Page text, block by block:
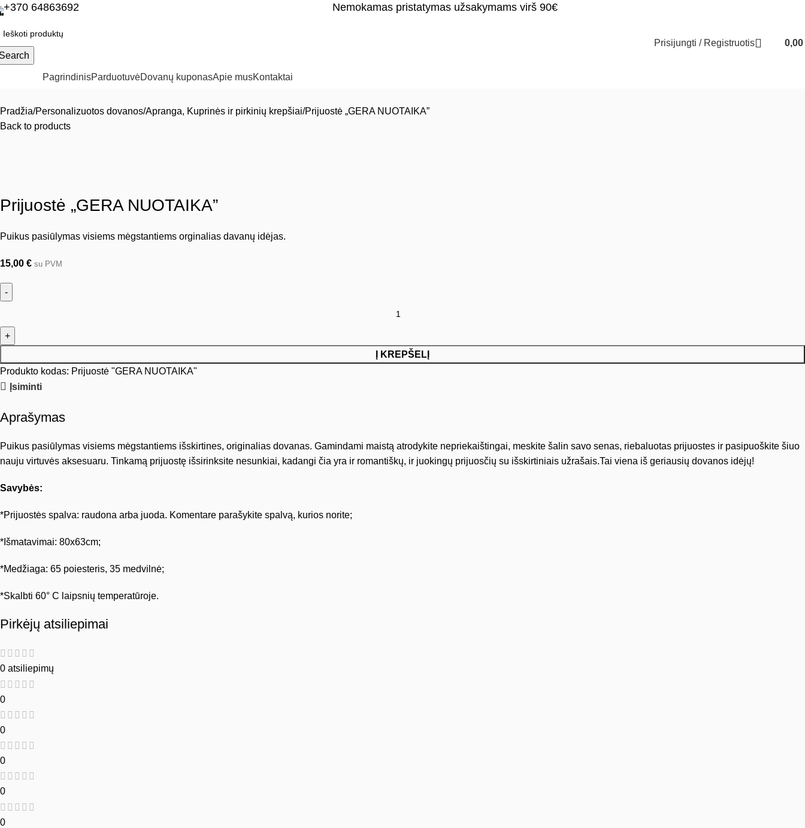
+370 64863692 Nemokamas pristatymas užsakymams virš 90€
Prisijungti / Registruotis 0,00
PagrindinisParduotuvėDovanų kuponasApie musKontaktai
Pradžia Personalizuotos dovanos Apranga, Kuprinės ir pirkinių krepšiai Prijuostė „GERA NUOTAIKA”
Back to products
Prijuostė „GERA NUOTAIKA”
Puikus pasiūlymas visiems mėgstantiems orginalias davanų idėjas.
15,00 € su PVM
Į KREPŠELĮ
Produkto kodas: Prijuostė "GERA NUOTAIKA"
Įsiminti
Aprašymas
Puikus pasiūlymas visiems mėgstantiems išskirtines, originalias dovanas. Gamindami maistą atrodykite nepriekaištingai, meskite šalin savo senas, riebaluotas prijuostes ir pasipuoškite šiuo
nauju virtuvės aksesuaru. Tinkamą prijuostę išsirinksite nesunkiai, kadangi čia yra ir romantiškų, ir juokingų prijuosčių su išskirtiniais užrašais.Tai viena iš geriausių dovanos idėjų!
Savybės:
*Prijuostės spalva: raudona arba juoda. Komentare parašykite spalvą, kurios norite;
*Išmatavimai: 80x63cm;
*Medžiaga: 65 poiesteris, 35 medvilnė;
*Skalbti 60° C laipsnių temperatūroje.
Pirkėjų atsiliepimai
0 atsiliepimų
0
0
0
0
0